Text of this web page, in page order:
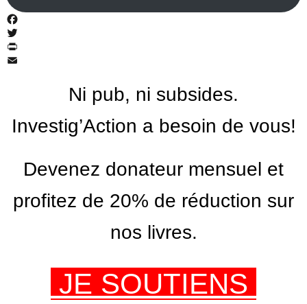
Facebook
Twitter
PrintFriendly
Ni pub, ni subsides.
Investig’Action a besoin de vous!
Devenez donateur mensuel et
profitez de 20% de réduction sur
nos livres.
JE SOUTIENS